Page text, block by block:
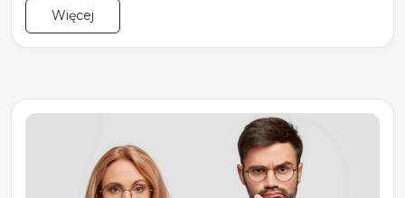
Więcej